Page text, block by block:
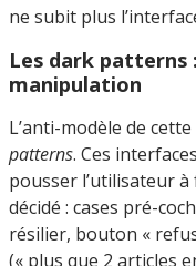
ne subit plus
Les dark patterns
manipulation
L’anti-modèle de
patterns. Ces
pousser l’utilisateur à
décidé : cases pré-
résilier, bouton «
(« plus que 2 articles